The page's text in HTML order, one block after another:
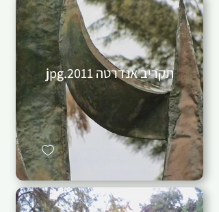
תקריב אנדרטה 2011.jpg